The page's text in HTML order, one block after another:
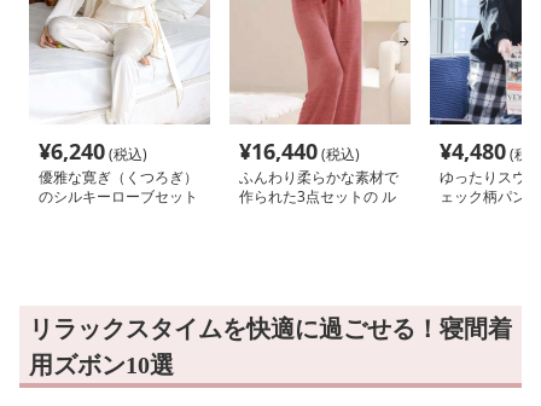
¥6,240(税込)
優雅な寛ぎ（くつろぎ）
のシルキーローブセット
¥16,440(税込)
ふんわり柔らかな素材で
作られた3点セットの ル
¥4,480(税
ゆったりスウ
ェック柄パン
リラックスタイムを快適に過ごせる！寝間着
用ズボン10選